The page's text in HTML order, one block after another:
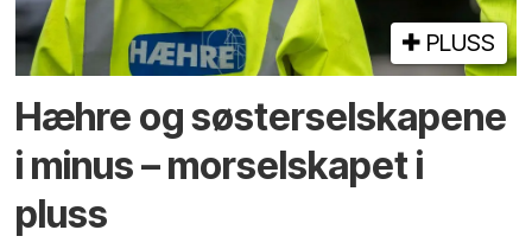
PLUSS
Hæhre og søster­selskapene
i minus – mor­selskapet i
pluss